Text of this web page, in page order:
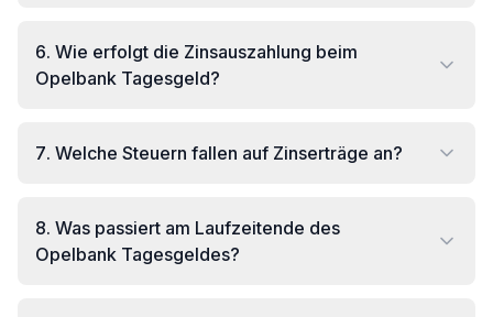
6. Wie erfolgt die Zinsauszahlung beim
Opelbank Tagesgeld?
7. Welche Steuern fallen auf Zinserträge an?
8. Was passiert am Laufzeitende des
Opelbank Tagesgeldes?